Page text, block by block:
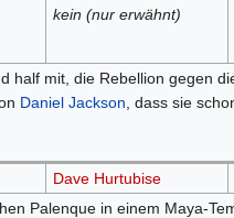
kein (nur erwähnt)
half mit, die Rebellion gegen
Daniel Jackson , dass sie
Dave Hurtubise
Palenque in einem Maya-